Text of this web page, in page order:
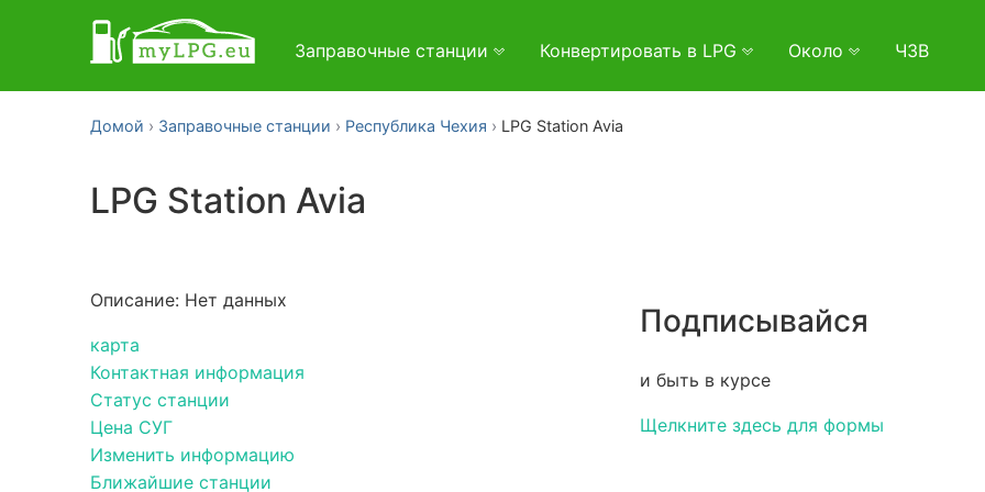
Заправочные станции Конвертировать в LPG Около ЧЗВ
Домой Заправочные станции Республика Чехия LPG Station Avia
LPG Station Avia
Описание: Нет данных
карта
Контактная информация
Статус станции
Цена СУГ
Изменить информацию
Ближайшие станции
Подписывайся
и быть в курсе
Щелкните здесь для формы